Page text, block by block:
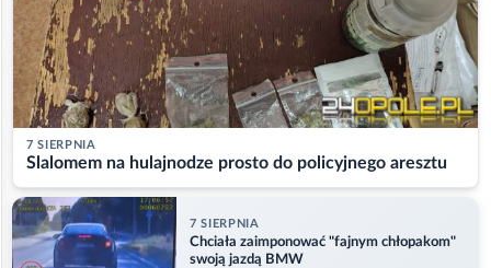
7 SIERPNIA
Slalomem na hulajnodze prosto do policyjnego aresztu
7 SIERPNIA
Chciała zaimponować "fajnym chłopakom"
swoją jazdą BMW